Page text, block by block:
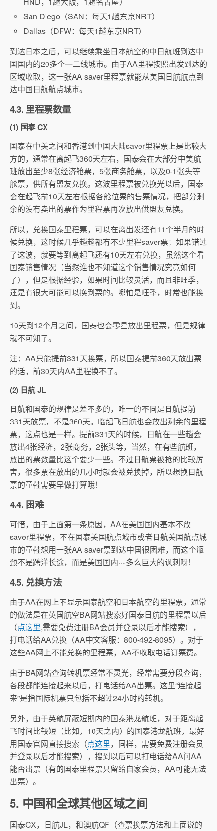
San Diego（SAN：每天1趟东京NRT）
Dallas（DFW：每天1趟东京NRT）
到达日本之后，可以继续乘坐日本航空的中日航班到达中
国国内的20多个一二线城市。由于AA里程按照出发到达的
区域收取，这一张AA saver里程票就能从美国日航航点到
达中国日航航点城市。
4.3. 里程票数量
(1) 国泰 CX
国泰在中美之间和香港到中国大陆saver里程票上是比较大
方的，通常在离起飞360天左右，国泰会在大部分中美航
班放出至少8张经济舱票，5张商务舱票，以及0-1张头等
舱票，供所有盟友兑换。这波里程票被兑换光以后，国泰
会在起飞前10天左右根据各舱位票的售票情况，把部分剩
余的没有卖出的票作为里程票再次放出供盟友兑换。
所以，兑换国泰里程票，可以在离出发还有11个半月的时
候兑换，这时候几乎趟趟都有不少里程saver票；如果错过
了这波，就要等到离起飞还有10天左右兑换，虽然这个看
国泰销售情况（当然谁也不知道这个销售情况究竟如何
了），但是根据经验，如果时间比较灵活，而且非旺季，
还是有很大可能可以换到票的。哪怕是旺季，时常也能换
到。
10天到12个月之间，国泰也会零星放出里程票，但是规律
就不可知了。
注：AA只能提前331天换票，所以国泰提前360天放出票
的话，前30天内AA里程换不了。
(2) 日航 JL
日航和国泰的规律是差不多的，唯一的不同是日航提前
331天放票，不是360天。临起飞日航也会放出剩余的里程
票，这点也是一样。提前331天的时候，日航在一些趟会
放出4张经济，2张商务，2张头等，当然，在有些航班，
放出的票数量比这个要少一些。不过日航票被抢的比较厉
害，很多票在放出的几小时就会被兑换掉，所以想换日航
票的童鞋需要早做打算哦！
4.4. 困难
可惜，由于上面第一条原因，AA在美国国内基本不放
saver里程票，不在国泰美国航点城市或者日航美国航点城
市的童鞋想用一张AA saver票到达中国很困难，而这个瓶
颈不是跨洋长途，而是美国国内····多么巨大的讽刺呀！
4.5. 兑换方法
由于AA在网上不显示国泰航空和日本航空的里程票，通常
的做法是在英国航空BA网站搜索好国泰日航的里程票以后
（点这里,需要免费注册BA会员并登录以后才能搜索），
打电话给AA兑换（AA中文客服：800-492-8095）。对于
这些AA网上不能兑换的里程票，AA不收取电话订票费。
由于BA网站查询转机票经常不灵光，经常需要分段查询，
各段都能连接起来以后，打电话给AA出票。这里“连接起
来”是指国际机票只包括不超过24小时的转机。
另外，由于英航屏蔽短期内的国泰港龙航班，对于距离起
飞时间比较短（比如，10天之内）的国泰港龙航班，最好
用国泰官网直接搜索（点这里，同样，需要免费注册会员
并登录以后才能搜索），搜到以后可以打电话给AA问AA
能否出票（有的国泰里程票只留给自家会员，AA可能无法
出票）。
5. 中国和全球其他区域之间
国泰CX，日航JL，和澳航QF（查票换票方法和上面说的